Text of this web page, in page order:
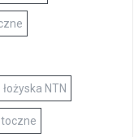
łożyska NTN
toczne